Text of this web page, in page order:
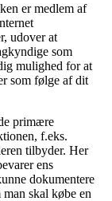
er medlem af
udover at
som
mulighed for at
som følge af dit
primære
f.eks.
tilbyder. Her
ens
dokumentere
skal købe en